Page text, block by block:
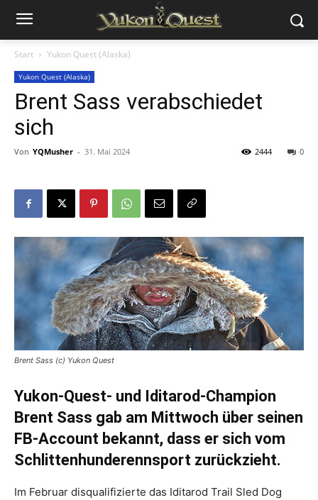
Start Yukon Quest (Alaska)
Yukon Quest (Alaska)
Brent Sass verabschiedet
sich
Von YQMusher - 31. Mai 2024 0
2444
Brent Sass (c) Yukon Quest
Yukon-Quest- und Iditarod-Champion
Brent Sass gab am Mittwoch über seinen
FB-Account bekannt, dass er sich vom
Schlittenhunderennsport zurückzieht.
Im Februar disqualifizierte das Iditarod Trail Sled Dog